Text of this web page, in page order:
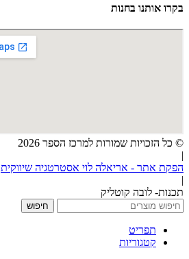
בקרו אותנו בחנות
© כל הזכויות שמורות למרכז הספר 2026
|
הפקת אתר - אריאלה לוי אסטרטגיה שיווקית
|
תכנות- לובה קוטליק
חיפוש
תפריט
קטגוריות